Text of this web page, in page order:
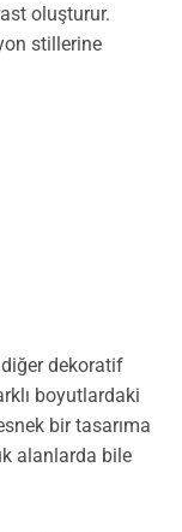
oluşturur.
stillerine
dekoratif
boyutlardaki
bir tasarıma
alanlarda bile